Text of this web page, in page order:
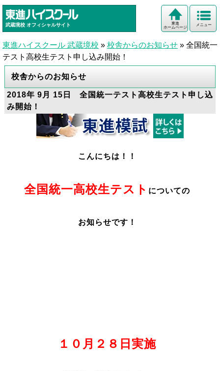
武蔵境校 オフィシャルサイト メニュー
東進
ホームページ
東進ハイスクール 武蔵境校 » 校舎からのお知らせ » 全国統一
テスト高校生テスト申し込み開始！
校舎からのお知らせ
2018年 9月 15日 全国統一テスト高校生テスト申し込
み開始！
こんにちは！！
全国統一高校生テスト についての
お知らせです！
１０月２８日実施